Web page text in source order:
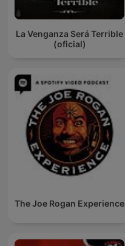
La Venganza Será Terrible
(oficial)
The Joe Rogan Experience